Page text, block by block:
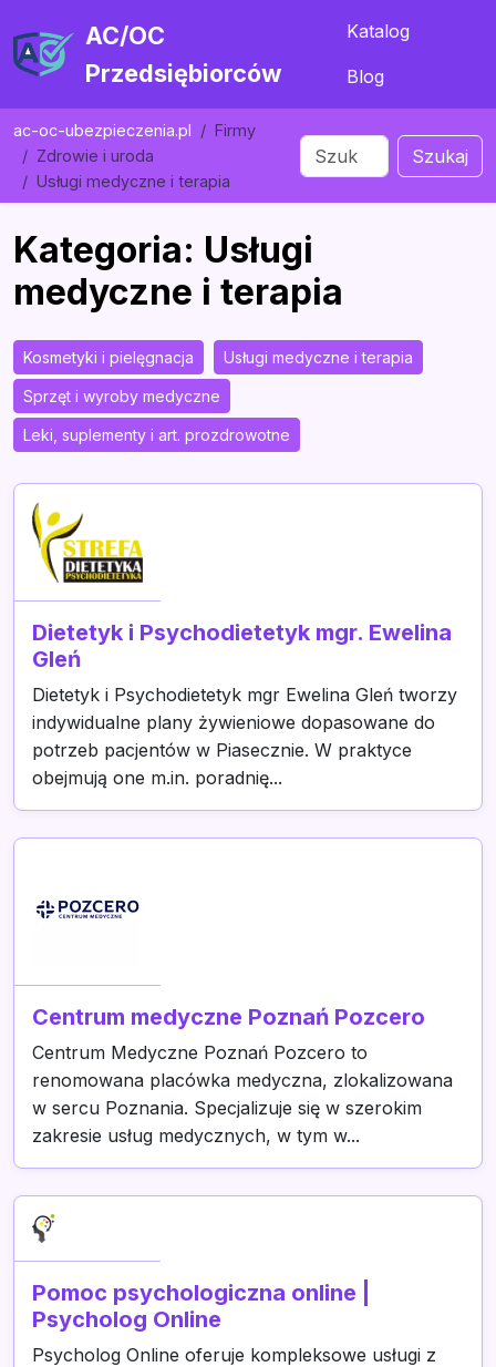
AC/OC
Przedsiębiorców
Katalog
Blog
ac-oc-ubezpieczenia.pl
Firmy
Zdrowie i uroda
Usługi medyczne i terapia
Szukaj
Kategoria: Usługi
medyczne i terapia
Kosmetyki i pielęgnacja Usługi medyczne i terapia
Sprzęt i wyroby medyczne
Leki, suplementy i art. prozdrowotne
Dietetyk i Psychodietetyk mgr. Ewelina
Gleń
Dietetyk i Psychodietetyk mgr Ewelina Gleń tworzy
indywidualne plany żywieniowe dopasowane do
potrzeb pacjentów w Piasecznie. W praktyce
obejmują one m.in. poradnię...
Centrum medyczne Poznań Pozcero
Centrum Medyczne Poznań Pozcero to
renomowana placówka medyczna, zlokalizowana
w sercu Poznania. Specjalizuje się w szerokim
zakresie usług medycznych, w tym w...
Pomoc psychologiczna online |
Psycholog Online
Psycholog Online oferuje kompleksowe usługi z